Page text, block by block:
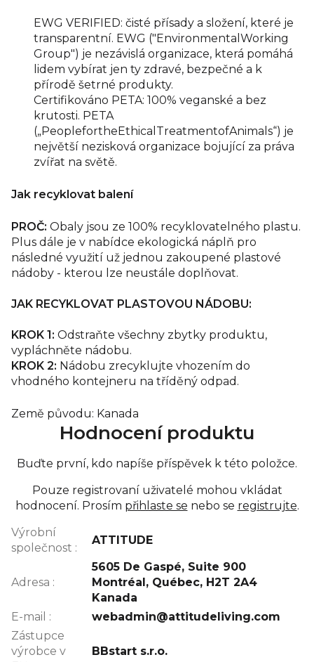
EWG VERIFIED: čisté přísady a složení, které je
transparentní. EWG ("EnvironmentalWorking
Group") je nezávislá organizace, která pomáhá
lidem vybírat jen ty zdravé, bezpečné a k
přírodě šetrné produkty.
Certifikováno PETA: 100% veganské a bez
krutosti. PETA
(„PeoplefortheEthicalTreatmentofAnimals“) je
největší nezisková organizace bojující za práva
zvířat na světě.
Jak recyklovat balení
PROČ: Obaly jsou ze 100% recyklovatelného plastu.
Plus dále je v nabídce ekologická náplň pro
následné využití už jednou zakoupené plastové
nádoby - kterou lze neustále doplňovat.
JAK RECYKLOVAT PLASTOVOU NÁDOBU:
KROK 1: Odstraňte všechny zbytky produktu,
vypláchněte nádobu.
KROK 2: Nádobu zrecyklujte vhozením do
vhodného kontejneru na tříděný odpad.
Země původu: Kanada
Hodnocení produktu
Buďte první, kdo napíše příspěvek k této položce.
Pouze registrovaní uživatelé mohou vkládat
hodnocení. Prosím přihlaste se nebo se registrujte.
Výrobní
společnost :
ATTITUDE
Adresa :
5605 De Gaspé, Suite 900
Montréal, Québec, H2T 2A4
Kanada
E-mail :
webadmin@attitudeliving.com
Zástupce
výrobce v
BBstart s.r.o.